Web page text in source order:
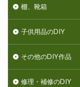
棚、靴箱
子供用品のDIY
その他のDIY作品
修理・補修のDIY